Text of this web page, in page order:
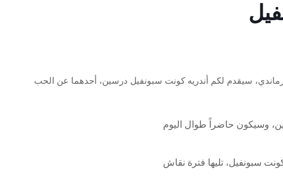
سيقدم لكم أندريه كونت سبونفيل درسين، أحدهما عن الحب